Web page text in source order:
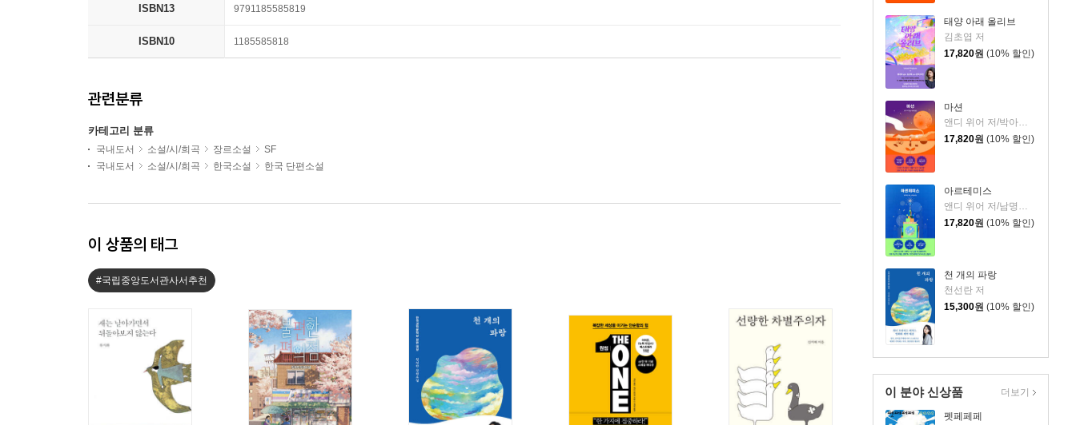
태양 아래 올리브
김초엽 저
17,820원 (10% 할인)
마션
앤디 위어 저/박아람 역
17,820원 (10% 할인)
아르테미스
앤디 위어 저/남명성 역
17,820원 (10% 할인)
천 개의 파랑
천선란 저
15,300원 (10% 할인)
이 분야 신상품
펫페페페
더보기
ISBN13 9791185585819
ISBN10 1185585818
관련분류
카테고리 분류
국내도서 소설/시/희곡 장르소설
SF
국내도서
소설/시/희곡 한국소설 한국 단편소설
이 상품의 태그
#국립중앙도서관사서추천